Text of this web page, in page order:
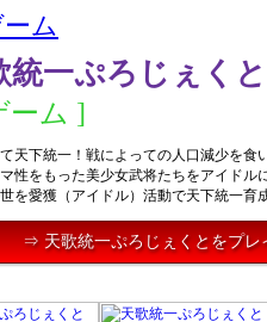
ム
一ぷろじぇくと
ーム ]
天下統一！戦によっての人口減少を食
性をもった美少女武将たちをアイドル
を愛獲（アイドル）活動で天下統一育
⇒ 天歌統一ぷろじぇくとをプレ